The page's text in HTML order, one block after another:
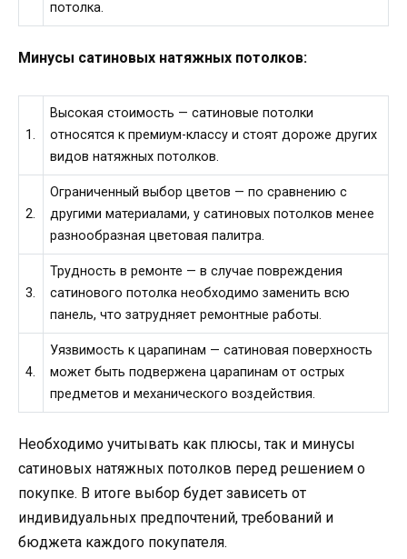
потолка.
Минусы сатиновых натяжных потолков:
1.
Высокая стоимость — сатиновые потолки
относятся к премиум-классу и стоят дороже других
видов натяжных потолков.
2.
Ограниченный выбор цветов — по сравнению с
другими материалами, у сатиновых потолков менее
разнообразная цветовая палитра.
3.
Трудность в ремонте — в случае повреждения
сатинового потолка необходимо заменить всю
панель, что затрудняет ремонтные работы.
4.
Уязвимость к царапинам — сатиновая поверхность
может быть подвержена царапинам от острых
предметов и механического воздействия.
Необходимо учитывать как плюсы, так и минусы
сатиновых натяжных потолков перед решением о
покупке. В итоге выбор будет зависеть от
индивидуальных предпочтений, требований и
бюджета каждого покупателя.